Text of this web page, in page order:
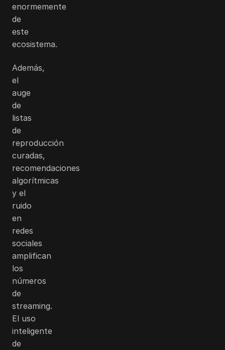
enormemente
de
este
ecosistema.
Además,
el
auge
de
listas
de
reproducción
curadas,
recomendaciones
algorítmicas
y el
ruido
en
redes
sociales
amplifican
los
números
de
streaming.
El uso
inteligente
de